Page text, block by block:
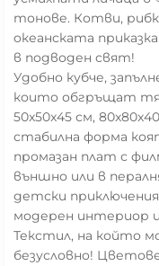
тонове. Котви,
океанската
в подводен свят!
Удобно кубче,
които обгръщат
50x50x45 см,
стабилна форма
промазан плат с
външно или в
детски
модерен интериор
Текстил, на който
безусловно!